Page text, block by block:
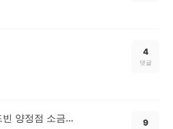
4
댓글
착한 가격 신상 빵집 / 브레드빈 양정점 소금빵 가성비 좋네요 9